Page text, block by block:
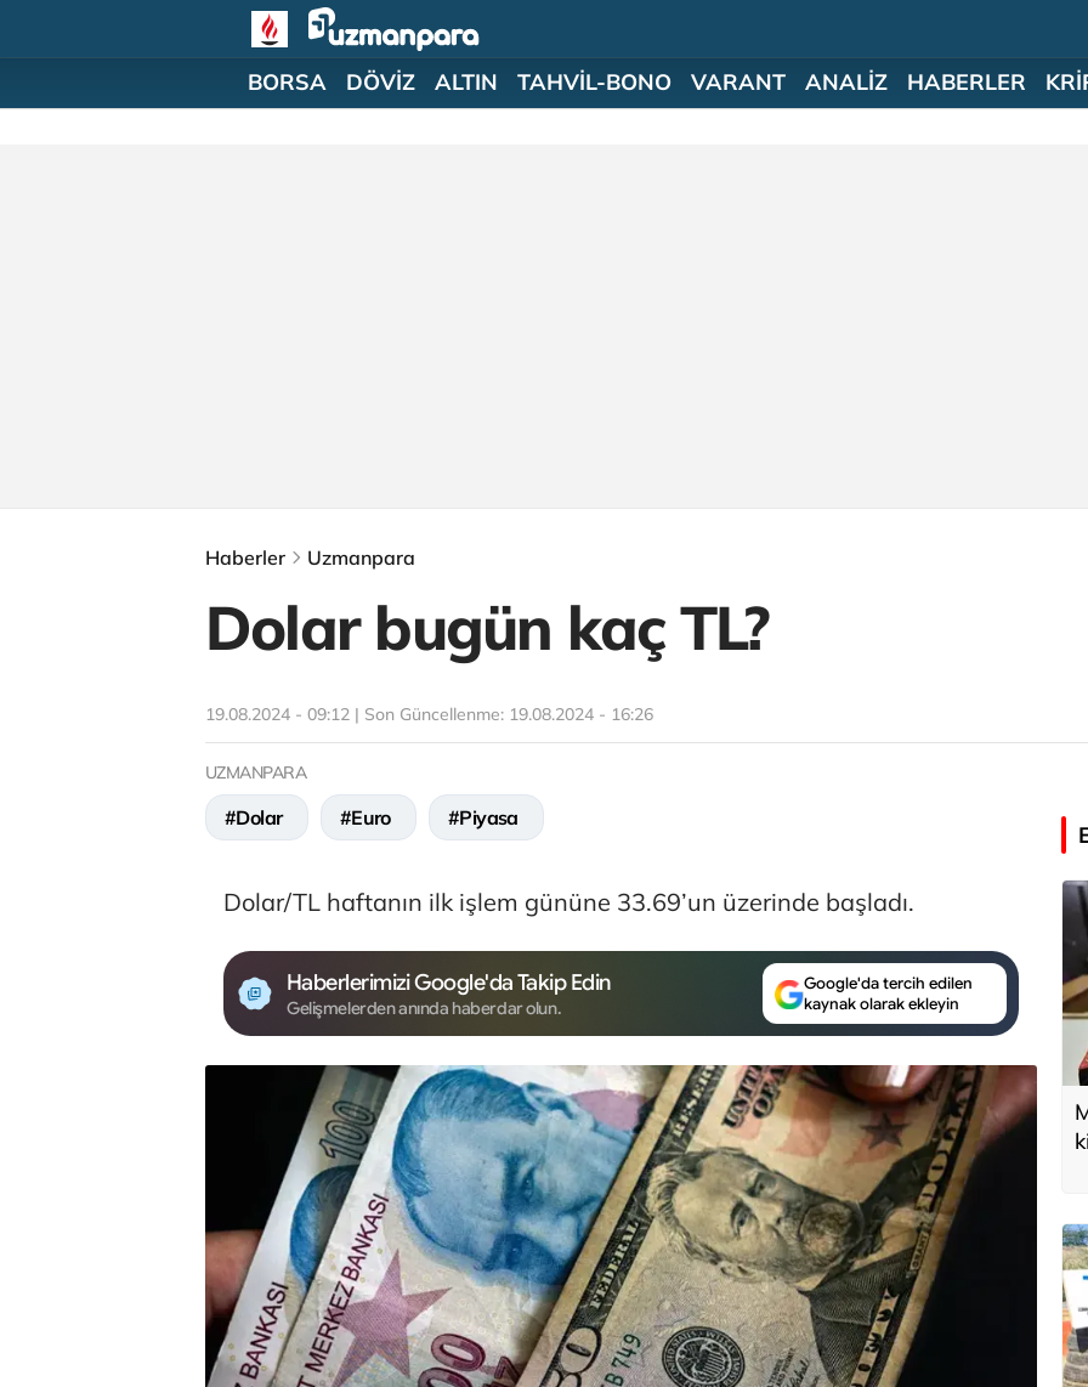
BORSA DÖVİZ ALTIN TAHVİL-BONO VARANT ANALİZ HABERLER
Haberler Uzmanpara
Dolar bugün kaç TL?
19.08.2024 - 09:12 | Son Güncellenme: 19.08.2024 - 16:26
UZMANPARA
#Dolar #Euro #Piyasa
Dolar/TL haftanın ilk işlem gününe 33.69’un üzerinde başladı.
Haberlerimizi Google'da Takip Edin
Gelişmelerden anında haberdar olun.
Google'da tercih edilen
kaynak olarak ekleyin